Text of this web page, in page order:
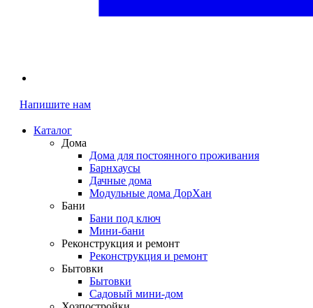
Напишите нам
Каталог
Дома
Дома для постоянного проживания
Барнхаусы
Дачные дома
Модульные дома ДорХан
Бани
Бани под ключ
Мини-бани
Реконструкция и ремонт
Реконструкция и ремонт
Бытовки
Бытовки
Садовый мини-дом